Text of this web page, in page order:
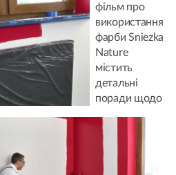
фільм про
використання
фарби Sniezka
Nature
містить
детальні
поради щодо